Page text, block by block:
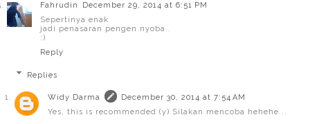
Fahrudin
December 29, 2014 at 6:51 PM
Sepertinya enak
jadi penasaran pengen nyoba..
:)
Reply
Replies
Widy Darma
December 30, 2014 at 7:54 AM
Yes, this is recommended (y) Silakan mencoba hehehe...